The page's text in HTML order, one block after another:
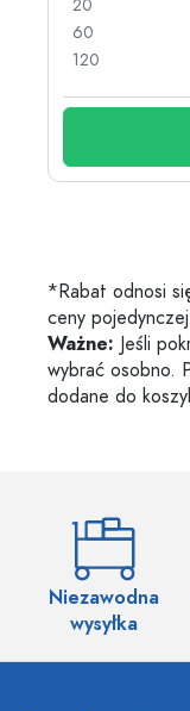
20
60
120
*Rabat odnosi
ceny
Ważne: Jeśli
wybrać osobno.
dodane do
Niezawodna
wysyłka